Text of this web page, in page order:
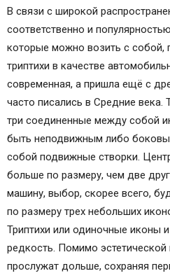
В связи с широкой
соответственно и
которые можно возить с собой,
триптихи в качестве
современная, а пришла ещё с
часто писались в Средние века.
три соединенные между собой
быть неподвижным либо
собой подвижные створки.
больше по размеру, чем две
машину, выбор, скорее всего,
по размеру трех небольших
Триптихи или одиночные иконы
редкость. Помимо
прослужат дольше, сохраняя